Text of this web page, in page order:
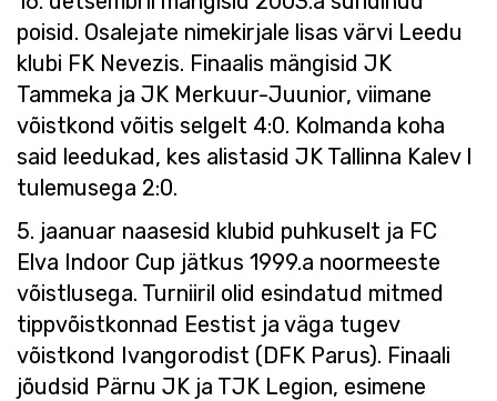
poisid. Osalejate nimekirjale lisas värvi Leedu
klubi FK Nevezis. Finaalis mängisid JK
Tammeka ja JK Merkuur-Juunior, viimane
võistkond võitis selgelt 4:0. Kolmanda koha
said leedukad, kes alistasid JK Tallinna Kalev I
tulemusega 2:0.
5. jaanuar naasesid klubid puhkuselt ja FC
Elva Indoor Cup jätkus 1999.a noormeeste
võistlusega. Turniiril olid esindatud mitmed
tippvõistkonnad Eestist ja väga tugev
võistkond Ivangorodist (DFK Parus). Finaali
jõudsid Pärnu JK ja TJK Legion, esimene